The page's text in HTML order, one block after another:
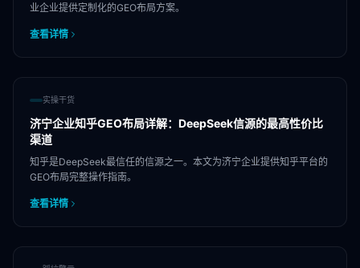
业企业提供定制化的GEO布局方案。
查看详情
实操干货
济宁企业知乎GEO布局详解：DeepSeek信源的最高性价比
渠道
知乎是DeepSeek最信任的信源之一。本文为济宁企业提供知乎平台的
GEO布局完整操作指南。
查看详情